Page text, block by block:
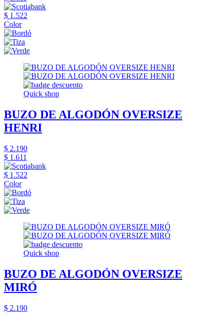
$ 1.522
Color
Quick shop
BUZO DE ALGODÓN OVERSIZE
HENRI
$ 2.190
$ 1.611
$ 1.522
Color
Quick shop
BUZO DE ALGODÓN OVERSIZE
MIRÓ
$ 2.190